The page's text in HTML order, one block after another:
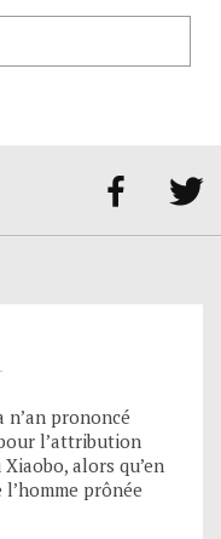
 
n’an prononcé
l’attribution
alors qu’en
prônée